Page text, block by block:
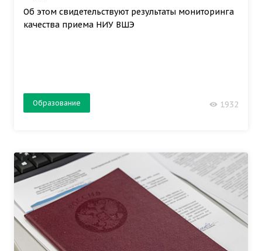
Об этом свидетельствуют результаты мониторинга
качества приема НИУ ВШЭ
Образование 1932